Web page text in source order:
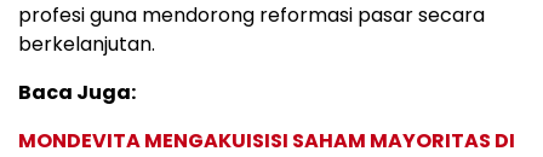
profesi guna mendorong reformasi pasar secara
berkelanjutan.
Baca Juga:
MONDEVITA MENGAKUISISI SAHAM MAYORITAS DI